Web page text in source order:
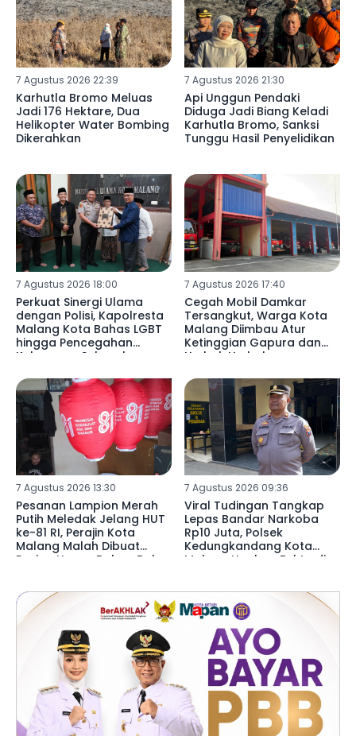
7 Agustus 2026 22:39
Karhutla Bromo Meluas
Jadi 176 Hektare, Dua
Helikopter Water Bombing
Dikerahkan
7 Agustus 2026 21:30
Api Unggun Pendaki
Diduga Jadi Biang Keladi
Karhutla Bromo, Sanksi
Tunggu Hasil Penyelidikan
7 Agustus 2026 18:00
Perkuat Sinergi Ulama
dengan Polisi, Kapolresta
Malang Kota Bahas LGBT
hingga Pencegahan
Kekerasan Seksual
7 Agustus 2026 17:40
Cegah Mobil Damkar
Tersangkut, Warga Kota
Malang Diimbau Atur
Ketinggian Gapura dan
Umbul-Umbul
7 Agustus 2026 13:30
Pesanan Lampion Merah
Putih Meledak Jelang HUT
ke-81 RI, Perajin Kota
Malang Malah Dibuat
Pusing Harga Bahan Baku
7 Agustus 2026 09:36
Viral Tudingan Tangkap
Lepas Bandar Narkoba
Rp10 Juta, Polsek
Kedungkandang Kota
Malang Ungkap Fakta di